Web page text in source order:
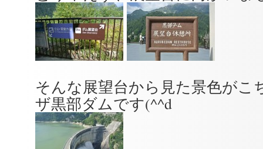
そんな展望台から見た景色がこ
ザ黒部ダムです(^^d